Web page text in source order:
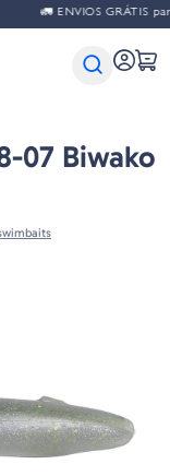
🚛 ENVIOS GRÁTIS
07 Biwako